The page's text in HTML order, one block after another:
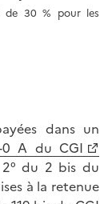
de 30 % pour les
dans un
0 A du CGI
du 2 bis du
à la retenue